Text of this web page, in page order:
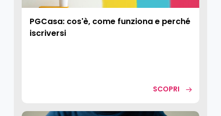
PGCasa: cos'è, come funziona e perché
iscriversi
SCOPRI